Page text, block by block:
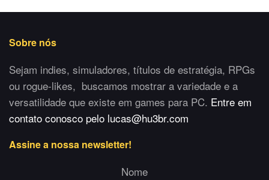
Sobre nós
Sejam indies, simuladores, títulos de estratégia, RPGs
ou rogue-likes, buscamos mostrar a variedade e a
versatilidade que existe em games para PC. Entre em
contato conosco pelo lucas@hu3br.com
Assine a nossa newsletter!
Nome